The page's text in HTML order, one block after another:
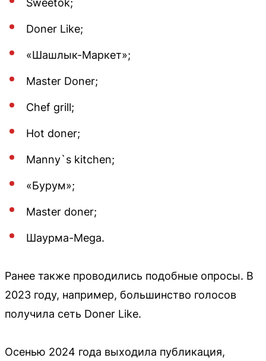
Doner Like;
«Шашлык-Маркет»;
Master Doner;
Chef grill;
Hot doner;
Manny`s kitchen;
«Бурум»;
Master doner;
Шаурма-Mega.
Ранее также проводились подобные опросы. В
2023 году, например, большинство голосов
получила сеть Doner Like.
Осенью 2024 года выходила публикация,